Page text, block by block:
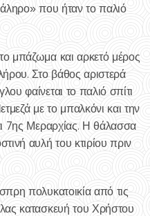
που ήταν το παλιό
μπάζωμα και αρκετό μέρος
Στο βάθος αριστερά
φαίνεται το παλιό σπίτι
με το μπαλκόνι και την
7ης Μεραρχίας. Η θάλασσα
αυλή του κτιρίου πριν
πολυκατοικία από τις
κατασκευή του Χρήστου